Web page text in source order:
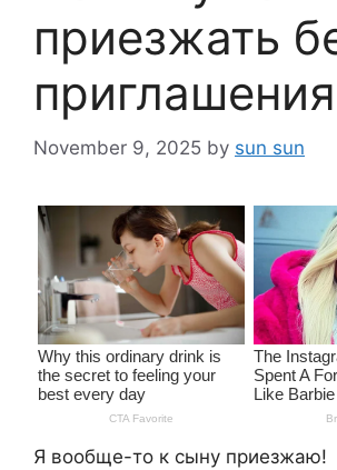
приезжать
приглашения
November 9, 2025 by sun sun
Я вообще-то к сыну приезжаю!